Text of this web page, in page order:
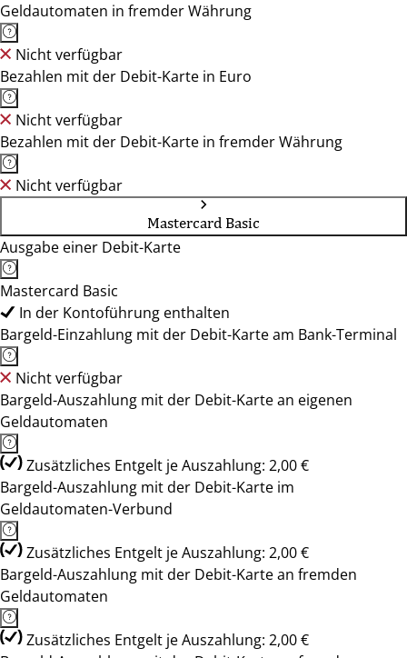
Geldautomaten in fremder Währung
Nicht verfügbar
Bezahlen mit der Debit-Karte in Euro
Nicht verfügbar
Bezahlen mit der Debit-Karte in fremder Währung
Nicht verfügbar
Mastercard Basic
Ausgabe einer Debit-Karte
Mastercard Basic
In der Kontoführung enthalten
Bargeld-Einzahlung mit der Debit-Karte am Bank-Terminal
Nicht verfügbar
Bargeld-Auszahlung mit der Debit-Karte an eigenen
Geldautomaten
Zusätzliches Entgelt je Auszahlung: 2,00 €
Bargeld-Auszahlung mit der Debit-Karte im
Geldautomaten-Verbund
Zusätzliches Entgelt je Auszahlung: 2,00 €
Bargeld-Auszahlung mit der Debit-Karte an fremden
Geldautomaten
Zusätzliches Entgelt je Auszahlung: 2,00 €